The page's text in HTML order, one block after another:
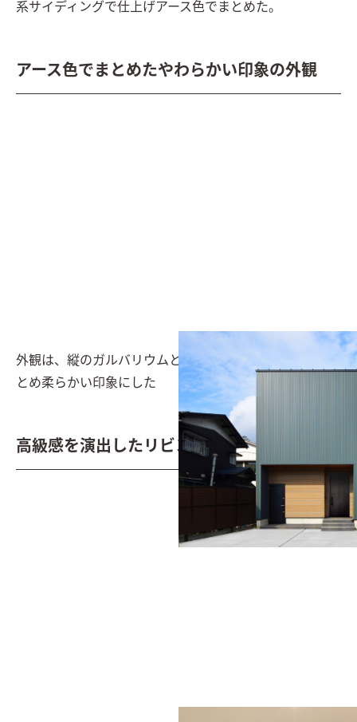
系サイディングで仕上げアース色でまとめた。
アース色でまとめたやわらかい印象の外観
外観は、縦のガルバリウムと横の木目調をアース色でま
とめ柔らかい印象にした
高級感を演出したリビング空間